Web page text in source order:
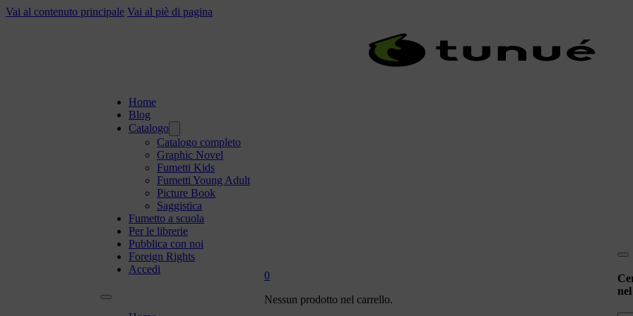
Vai al contenuto principale Vai al piè di pagina
Home
Blog
Catalogo
Catalogo completo
Graphic Novel
Fumetti Kids
Fumetti Young Adult
Picture Book
Saggistica
Fumetto a scuola
Per le librerie
Pubblica con noi
Foreign Rights
Accedi
0
Nessun prodotto nel carrello.